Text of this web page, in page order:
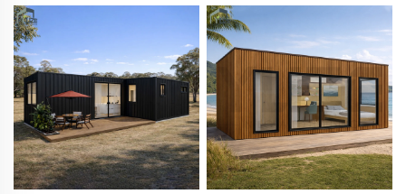
Aizmugures Pagalms
Dārzs Pašizmantotai
Komfortabls
Kompakts
Funkcionāls
Modulārs 2*40FT
Prefabrikāts
Dzīvojamais
Konteineru Villa Mājas